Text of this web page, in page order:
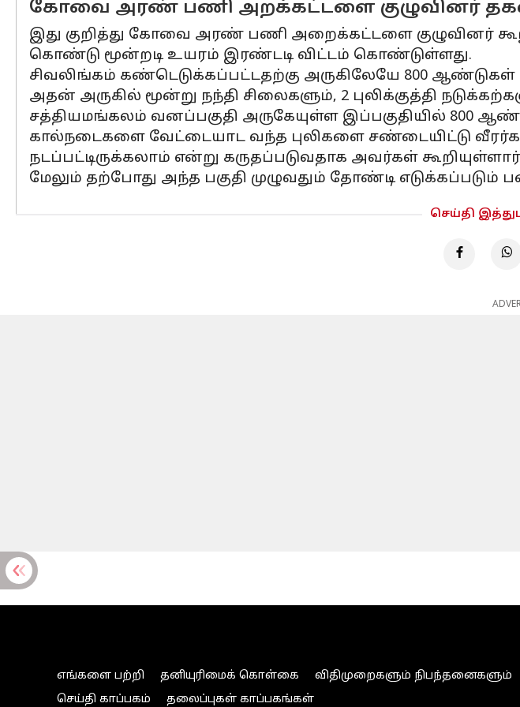
கோவை அரண் பணி அறக்கட்டளை குழுவினர்
இது குறித்து கோவை அரண் பணி அறைக்கட்டளை குழுவினர்
கொண்டு மூன்றடி உயரம் இரண்டடி விட்டம் கொண்டுள்ளது.
சிவலிங்கம் கண்டெடுக்கப்பட்டதற்கு அருகிலேயே 800
அதன் அருகில் மூன்று நந்தி சிலைகளும், 2 புலிக்குத்தி
சத்தியமங்கலம் வனப்பகுதி அருகேயுள்ள இப்பகுதியில் 800
கால்நடைகளை வேட்டையாட வந்த புலிகளை சண்டையிட்டு
நடப்பட்டிருக்கலாம் என்று கருதப்படுவதாக அவர்கள்
மேலும் தற்போது அந்த பகுதி முழுவதும் தோண்டி எடுக்கப்படும்
செய்தி
எங்களை பற்றி தனியுரிமைக் கொள்கை விதிமுறைகளும் நிபந்தனைகளும்
செய்தி காப்பகம்
தலைப்புகள் காப்பகங்கள்